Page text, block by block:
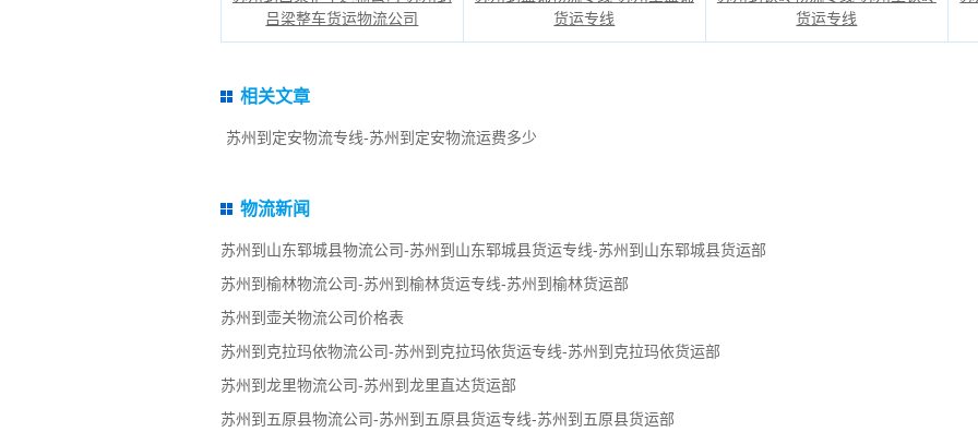
吕梁整车货运物流公司
货运专线
货运专线
相关文章
苏州到定安物流专线-苏州到定安物流运费多少
物流新闻
苏州到山东郓城县物流公司-苏州到山东郓城县货运专线-苏州到山东郓城县货运部
苏州到榆林物流公司-苏州到榆林货运专线-苏州到榆林货运部
苏州到壶关物流公司价格表
苏州到克拉玛依物流公司-苏州到克拉玛依货运专线-苏州到克拉玛依货运部
苏州到龙里物流公司-苏州到龙里直达货运部
苏州到五原县物流公司-苏州到五原县货运专线-苏州到五原县货运部